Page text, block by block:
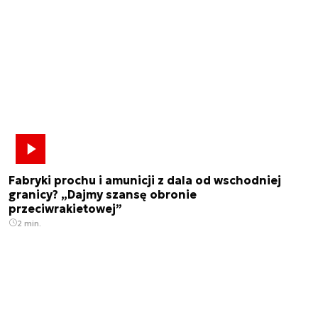
Fabryki prochu i amunicji z dala od wschodniej
granicy? „Dajmy szansę obronie
przeciwrakietowej”
2 min.